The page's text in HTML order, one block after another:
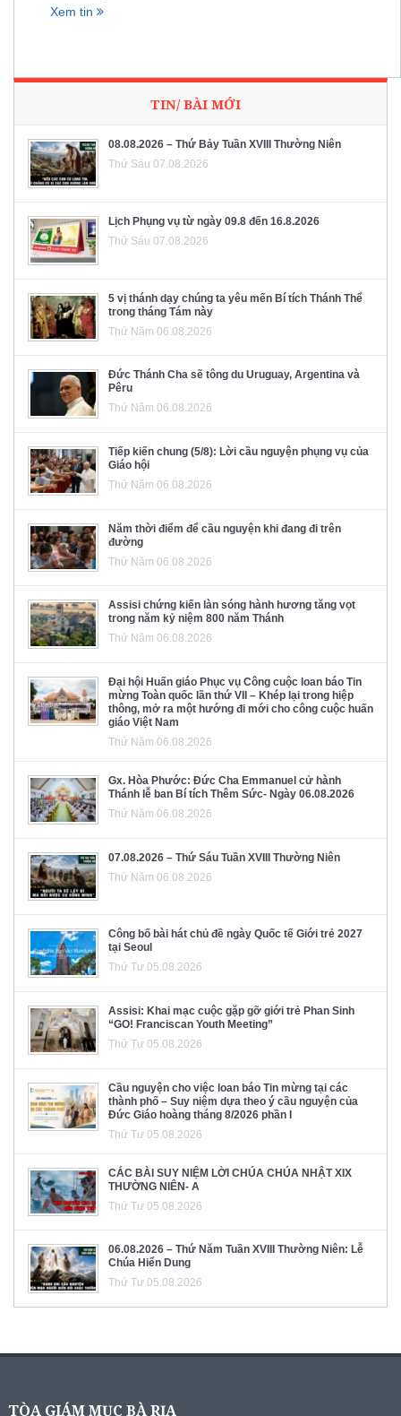
Xem tin
TIN/ BÀI MỚI
08.08.2026 – Thứ Bảy Tuần XVIII Thường Niên
Thứ Sáu 07.08.2026
Lịch Phụng vụ từ ngày 09.8 đến 16.8.2026
Thứ Sáu 07.08.2026
5 vị thánh dạy chúng ta yêu mến Bí tích Thánh Thể
trong tháng Tám này
Thứ Năm 06.08.2026
Đức Thánh Cha sẽ tông du Uruguay, Argentina và
Pêru
Thứ Năm 06.08.2026
Tiếp kiến chung (5/8): Lời cầu nguyện phụng vụ của
Giáo hội
Thứ Năm 06.08.2026
Năm thời điểm để cầu nguyện khi đang đi trên
đường
Thứ Năm 06.08.2026
Assisi chứng kiến làn sóng hành hương tăng vọt
trong năm kỷ niệm 800 năm Thánh
Thứ Năm 06.08.2026
Đại hội Huấn giáo Phục vụ Công cuộc loan báo Tin
mừng Toàn quốc lần thứ VII – Khép lại trong hiệp
thông, mở ra một hướng đi mới cho công cuộc huấn
giáo Việt Nam
Thứ Năm 06.08.2026
Gx. Hòa Phước: Đức Cha Emmanuel cử hành
Thánh lễ ban Bí tích Thêm Sức- Ngày 06.08.2026
Thứ Năm 06.08.2026
07.08.2026 – Thứ Sáu Tuần XVIII Thường Niên
Thứ Năm 06.08.2026
Công bố bài hát chủ đề ngày Quốc tế Giới trẻ 2027
tại Seoul
Thứ Tư 05.08.2026
Assisi: Khai mạc cuộc gặp gỡ giới trẻ Phan Sinh
“GO! Franciscan Youth Meeting”
Thứ Tư 05.08.2026
Cầu nguyện cho việc loan báo Tin mừng tại các
thành phố – Suy niệm dựa theo ý cầu nguyện của
Đức Giáo hoàng tháng 8/2026 phần I
Thứ Tư 05.08.2026
CÁC BÀI SUY NIỆM LỜI CHÚA CHÚA NHẬT XIX
THƯỜNG NIÊN- A
Thứ Tư 05.08.2026
06.08.2026 – Thứ Năm Tuần XVIII Thường Niên: Lễ
Chúa Hiển Dung
Thứ Tư 05.08.2026
TÒA GIÁM MỤC BÀ RỊA